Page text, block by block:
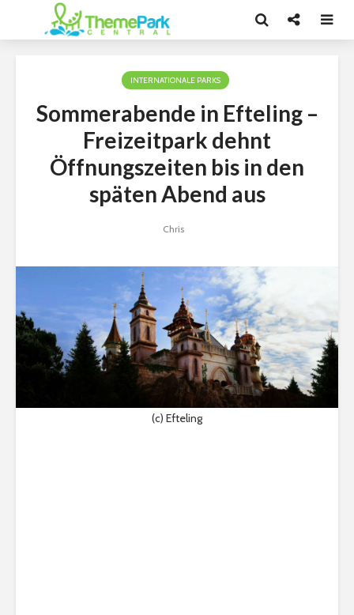
INTERNATIONALE PARKS
Sommerabende in Efteling –
Freizeitpark dehnt
Öffnungszeiten bis in den
späten Abend aus
Chris
(c) Efteling